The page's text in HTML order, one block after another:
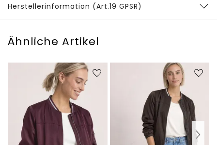
Herstellerinformation (Art.19 GPSR)
Ähnliche Artikel